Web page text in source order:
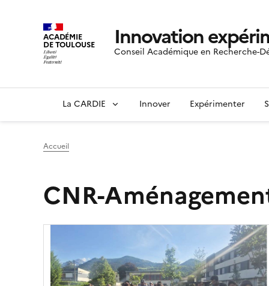
ACADÉMIE
DE TOULOUSE Innovation
Conseil Académique en Recherche-
La CARDIE Innover Expérimenter
Accueil
CNR-
couverture
(conseillée)